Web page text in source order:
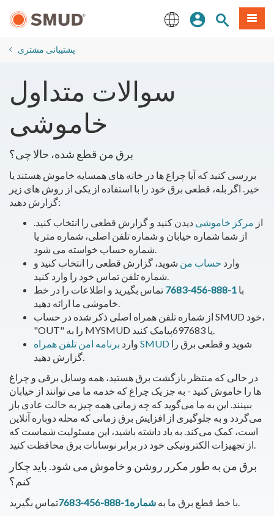
اصلی
ورودسایتمنو
پشتیبانی مشتری
​سوالات متداول
خاموشی
برق من قطع شده، حالا چی؟
بررسی کنید که آیا چراغ ها در خانه های همسایه خاموش هستند یا
خیر. اگر بله، قطعی برق خود را با استفاده از یکی از روش های زیر
گزارش دهید:
از مرکز خاموشی دیدن کنید و گزارش قطعی را انتخاب کنید.
از شما شماره خیابان و شماره تلفن اصلی، شماره متر یا
شماره حساب خواسته می شود.
وارد حساب من شوید، گزارش قطعی را انتخاب کنید و
شماره تلفن تماس خود را وارد کنید.
با 1-888-456-7683
تماس بگیرید و اطلاعات را در خط
خاموشی ما ارائه دهید.
از شماره تلفن همراه اصلی ذکر شده در حساب SMUD خود،
"OUT" را به MYSMUD یا 697683پیامک کنید.
وارد برنامه امن تلفن همراه SMUD
گزارش دهید.
در حالی که منتظر بازگشت برق هستید، همه وسایل برقی و چراغ
ها را خاموش کنید - به جز یک چراغ که خدمه ما می توانند از خیابان
ببینند. این به ما می‌گوید که چه زمانی همه چیز به حالت عادی باز
می‌گردد و به جلوگیری از افزایش برق زمانی که محله دوباره آنلاین
است، کمک می‌کند. به یاد داشته باشید، این مسئولیت شماست که
از تجهیزات الکترونیکی خود در برابر نوسانات برق محافظت کنید.
برق من به طور مکرر روشن و خاموش می شود. باید چکار
کنم؟
با خط قطع برق ما به شماره1-888-456-7683 تماس بگیرید.